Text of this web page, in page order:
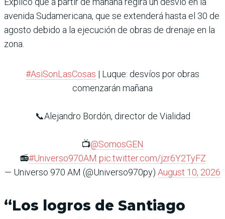
avenida Sudamericana, que se extenderá hasta el 30 de
agosto debido a la ejecución de obras de drenaje en la
zona.
#AsiSonLasCosas | Luque: desvíos por obras
comenzarán mañana
📞Alejandro Bordón, director de Vialidad
📺@SomosGEN
📻#Universo970AM pic.twitter.com/jzr6Y2TyFZ
— Universo 970 AM (@Universo970py) August 10, 2026
“Los logros de Santiago